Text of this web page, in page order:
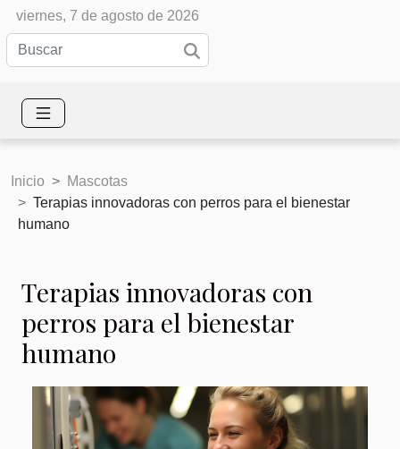
viernes, 7 de agosto de 2026
Inicio
Mascotas
Terapias innovadoras con perros para el bienestar
humano
Terapias innovadoras con
perros para el bienestar
humano